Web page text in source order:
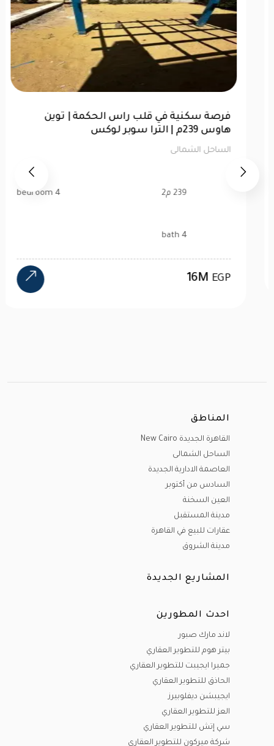
شاليه 76متر للبيع | الحق فرصتك في لا سيستا
الساحل الشمالى
المناطق
القاهرة الجديدة New Cairo
الساحل الشمالى
العاصمة الادارية الجديدة
السادس من أكتوبر
العين السخنة
مدينة المستقبل
عقارات للبيع في القاهرة
مدينة الشروق
المشاريع الجديدة
احدث المطورين
لاند مارك صبور
بيتر هوم للتطوير العقاري
جميرا ايجيبت للتطوير العقاري
الحاذق للتطوير العقاري
ايجيبشن ديفلوبيرز
العز للتطوير العقاري
سي إتش للتطوير العقاري
شركة ميركون للتطوير العقاري